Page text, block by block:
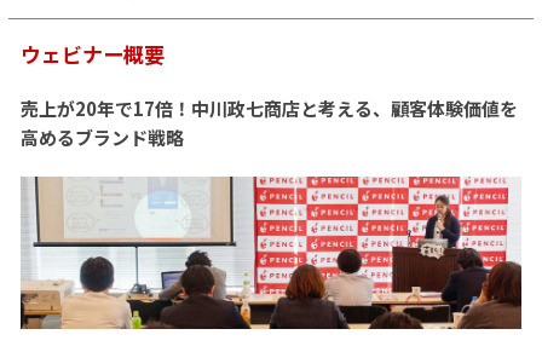
ウェビナー概要
売上が20年で17倍！中川政七商店と考える、顧客体験価値を
高めるブランド戦略